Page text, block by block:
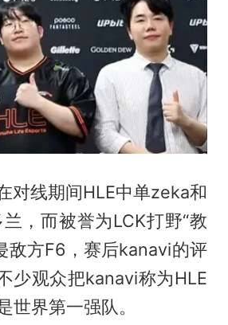
对线期间HLE中单zeka和
，而被誉为LCK打野“教
敌方F6，赛后kanavi的评
少观众把kanavi称为HLE
界第一强队。